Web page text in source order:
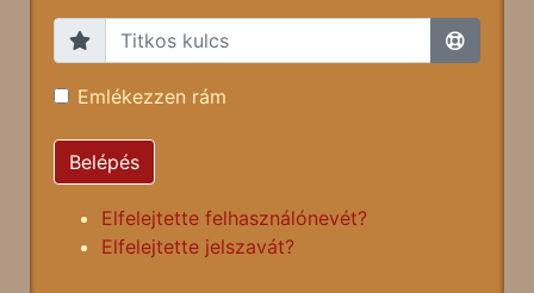
Emlékezzen rám
Belépés
Elfelejtette felhasználónevét?
Elfelejtette jelszavát?